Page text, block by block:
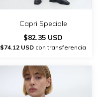
Capri Speciale
$82.35 USD
$74.12 USD con transferencia